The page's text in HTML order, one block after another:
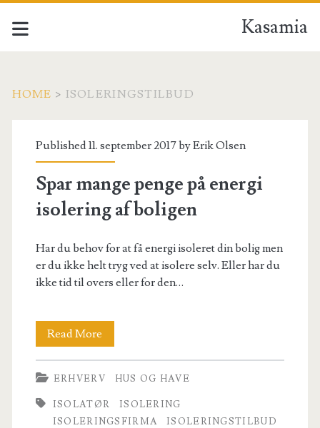
Kasamia
HOME > ISOLERINGSTILBUD
Tag:
Published 11. september 2017 byErik Olsen
Spar mange penge på energi
isolering af boligen
Har du behov for at få energi isoleret din bolig men
er du ikke helt tryg ved at isolere selv. Eller har du
ikke tid til overs eller for den…
Read More
mange
penge
på
ERHVERV HUS OG HAVE
ISOLATØR
ISOLERING
ISOLERINGSFIRMA
ISOLERINGSTILBUD